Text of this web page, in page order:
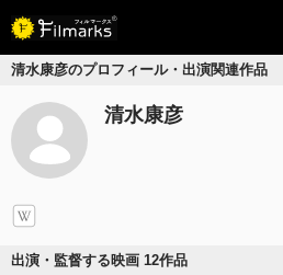
清水康彦のプロフィール・出演関連作品
清水康彦
出演・監督する映画 12作品